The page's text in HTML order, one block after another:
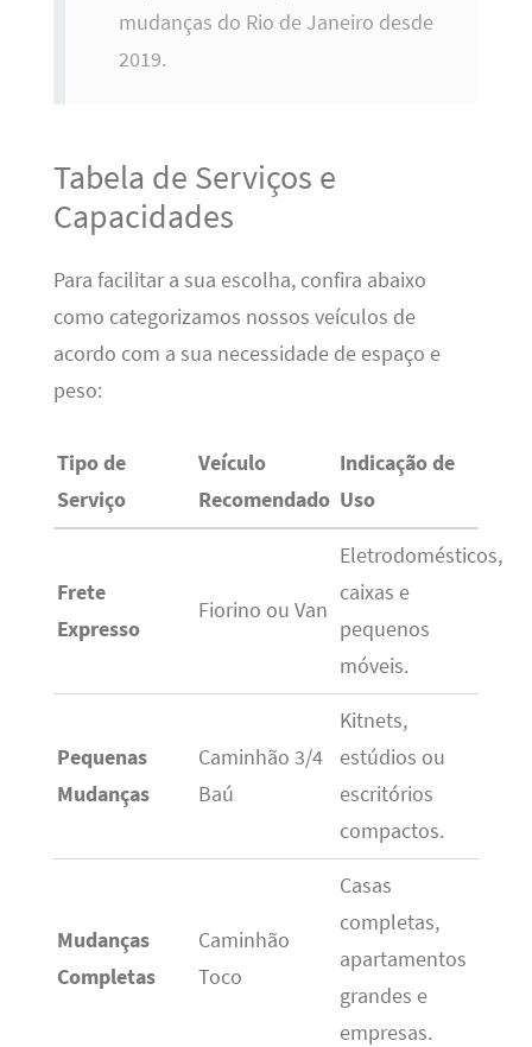
mudanças do Rio de Janeiro desde
2019.
Tabela de Serviços e
Capacidades
Para facilitar a sua escolha, confira abaixo
como categorizamos nossos veículos de
acordo com a sua necessidade de espaço e
peso:
Tipo de
Serviço
Veículo
Recomendado
Indicação de
Uso
Frete
Expresso
Fiorino ou Van
Eletrodomésticos,
caixas e
pequenos
móveis.
Pequenas
Mudanças
Caminhão 3/4
Baú
Kitnets,
estúdios ou
escritórios
compactos.
Mudanças
Completas
Caminhão
Toco
Casas
completas,
apartamentos
grandes e
empresas.